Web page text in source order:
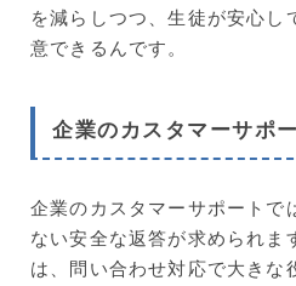
を減らしつつ、生徒が安心し
意できるんです。
企業のカスタマーサポ
企業のカスタマーサポートで
ない安全な返答が求められ
は、問い合わせ対応で大きな